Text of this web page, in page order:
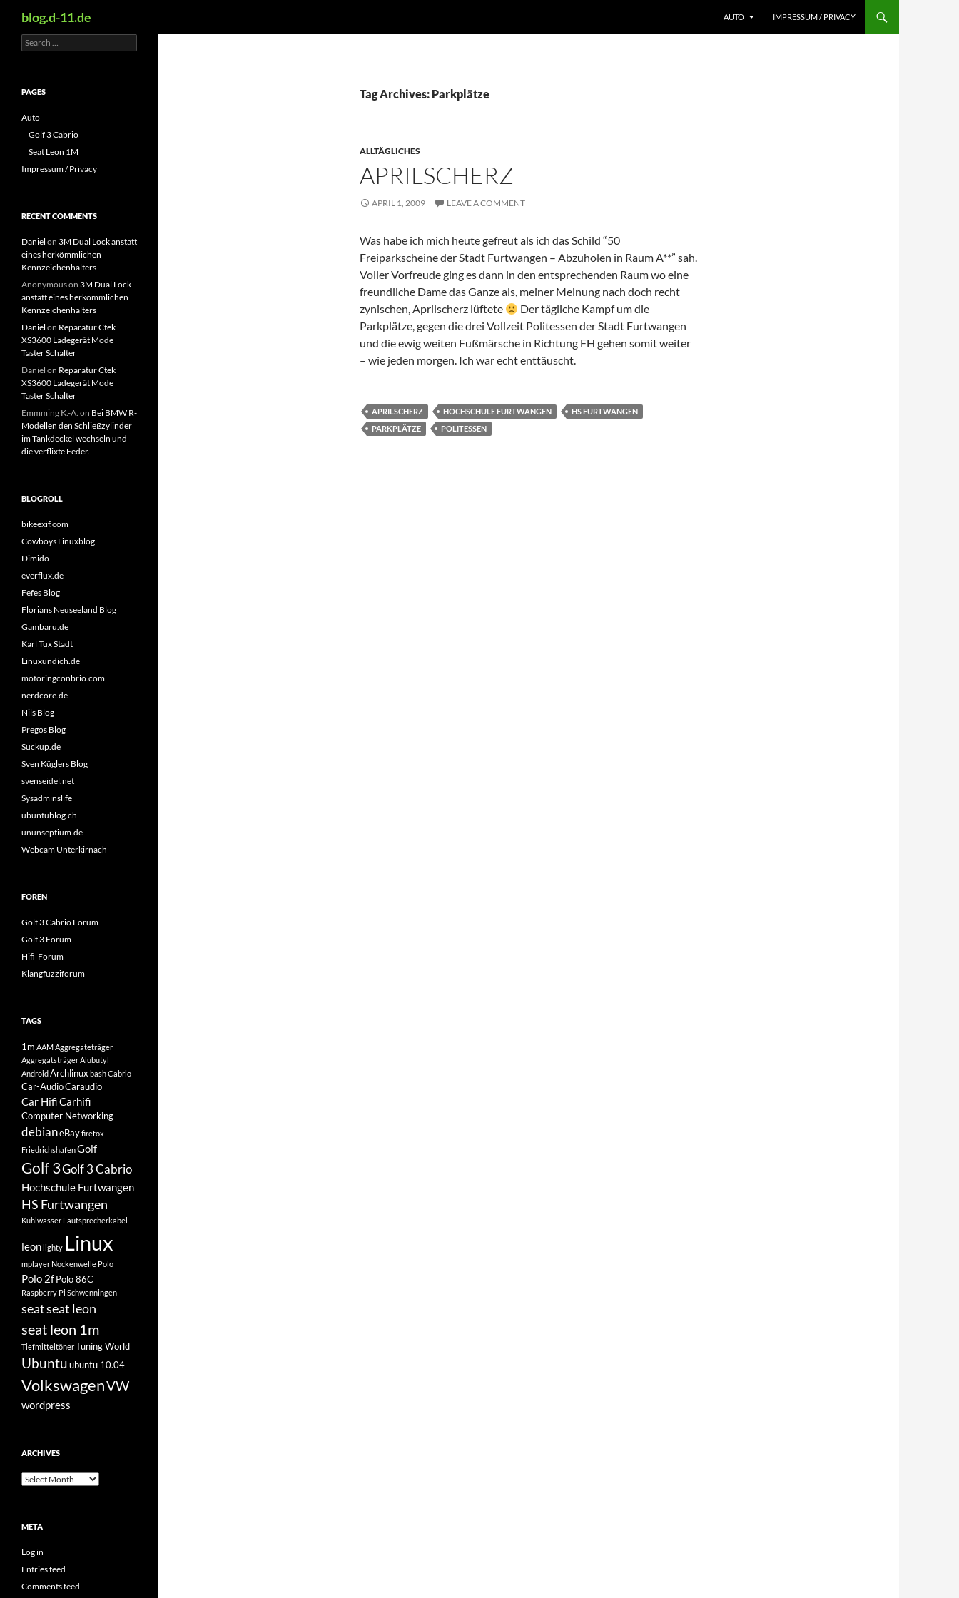
blog.d-11.de AUTO IMPRESSUM / PRIVACY
Tag Archives: Parkplätze
ALLTÄGLICHES
APRILSCHERZ
APRIL 1, 2009 LEAVE A COMMENT
Was habe ich mich heute gefreut als ich das Schild “50
Freiparkscheine der Stadt Furtwangen – Abzuholen in Raum A**” sah.
Voller Vorfreude ging es dann in den entsprechenden Raum wo eine
freundliche Dame das Ganze als, meiner Meinung nach doch recht
zynischen, Aprilscherz lüftete
Der tägliche Kampf um die
Parkplätze, gegen die drei Vollzeit Politessen der Stadt Furtwangen
und die ewig weiten Fußmärsche in Richtung FH gehen somit weiter
– wie jeden morgen. Ich war echt enttäuscht.
APRILSCHERZ HOCHSCHULE FURTWANGEN
HS FURTWANGEN
PARKPLÄTZE
POLITESSEN
Search
for:
PAGES
Auto
Golf 3 Cabrio
Seat Leon 1M
Impressum / Privacy
RECENT COMMENTS
Daniel on 3M Dual Lock anstatt
eines herkömmlichen
Kennzeichenhalters
Anonymouson 3M Dual Lock
anstatt eines herkömmlichen
Kennzeichenhalters
Daniel on Reparatur Ctek
XS3600 Ladegerät Mode
Taster Schalter
Daniel on Reparatur Ctek
XS3600 Ladegerät Mode
Taster Schalter
Emmming K.-A. on Bei BMW R-
Modellen den Schließzylinder
im Tankdeckel wechseln und
die verflixte Feder.
BLOGROLL
bikeexif.com
Cowboys Linuxblog
Dimido
everflux.de
Fefes Blog
Florians Neuseeland Blog
Gambaru.de
Karl Tux Stadt
Linuxundich.de
motoringconbrio.com
nerdcore.de
Nils Blog
Pregos Blog
Suckup.de
Sven Küglers Blog
svenseidel.net
Sysadminslife
ubuntublog.ch
ununseptium.de
Webcam Unterkirnach
FOREN
Golf 3 Cabrio Forum
Golf 3 Forum
Hifi-Forum
Klangfuzziforum
TAGS
1m AAMAggregateträger
AggregatsträgerAlubutyl
AndroidArchlinux bashCabrio
Car-AudioCaraudio
Car HifiCarhifi
Computer Networking
debianeBayfirefox
FriedrichshafenGolf
Golf 3Golf 3 Cabrio
Hochschule Furtwangen
HS Furtwangen
Kühlwasser Lautsprecherkabel
leonlighty Linux
mplayer Nockenwelle Polo
Polo 2fPolo 86C
Raspberry Pi Schwenningen
seatseat leon
seat leon 1m
TiefmitteltönerTuning World
Ubuntuubuntu 10.04
VolkswagenVW
wordpress
ARCHIVES
Archives
META
Log in
Entries feed
Comments feed